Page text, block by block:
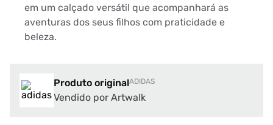
em um calçado versátil que acompanhará as
aventuras dos seus filhos com praticidade e
beleza.
Produto originalADIDAS
Vendido por Artwalk